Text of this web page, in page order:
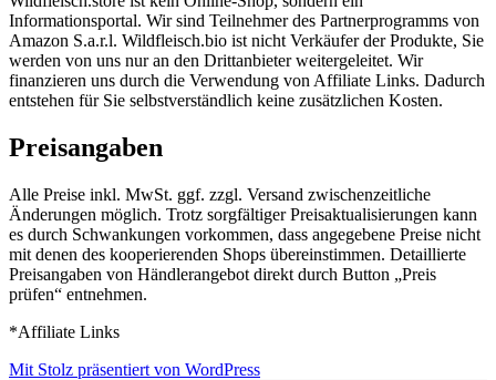
Informationsportal. Wir sind Teilnehmer des Partnerprogramms von
Amazon S.a.r.l. Wildfleisch.bio ist nicht Verkäufer der Produkte, Sie
werden von uns nur an den Drittanbieter weitergeleitet. Wir
finanzieren uns durch die Verwendung von Affiliate Links. Dadurch
entstehen für Sie selbstverständlich keine zusätzlichen Kosten.
Preisangaben
Alle Preise inkl. MwSt. ggf. zzgl. Versand zwischenzeitliche
Änderungen möglich. Trotz sorgfältiger Preisaktualisierungen kann
es durch Schwankungen vorkommen, dass angegebene Preise nicht
mit denen des kooperierenden Shops übereinstimmen. Detaillierte
Preisangaben von Händlerangebot direkt durch Button „Preis
prüfen“ entnehmen.
*Affiliate Links
Mit Stolz präsentiert von WordPress